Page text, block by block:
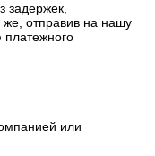
задержек,
же, отправив на нашу
платежного
или